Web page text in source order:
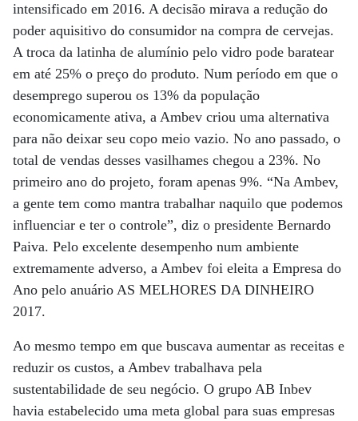
intensificado em 2016. A decisão mirava a redução do
poder aquisitivo do consumidor na compra de cervejas.
A troca da latinha de alumínio pelo vidro pode baratear
em até 25% o preço do produto. Num período em que o
desemprego superou os 13% da população
economicamente ativa, a Ambev criou uma alternativa
para não deixar seu copo meio vazio. No ano passado, o
total de vendas desses vasilhames chegou a 23%. No
primeiro ano do projeto, foram apenas 9%. “Na Ambev,
a gente tem como mantra trabalhar naquilo que podemos
influenciar e ter o controle”, diz o presidente Bernardo
Paiva. Pelo excelente desempenho num ambiente
extremamente adverso, a Ambev foi eleita a Empresa do
Ano pelo anuário AS MELHORES DA DINHEIRO
2017.
Ao mesmo tempo em que buscava aumentar as receitas e
reduzir os custos, a Ambev trabalhava pela
sustentabilidade de seu negócio. O grupo AB Inbev
havia estabelecido uma meta global para suas empresas